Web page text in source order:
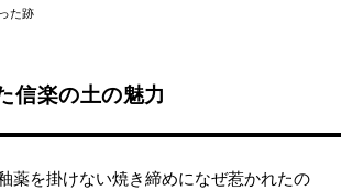
た跡
信楽の土の魅力
薬を掛けない焼き締めになぜ惹かれたの